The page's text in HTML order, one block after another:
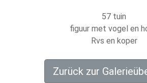
57 tuin
figuur met vogel en
Rvs en koper
Zurück zur